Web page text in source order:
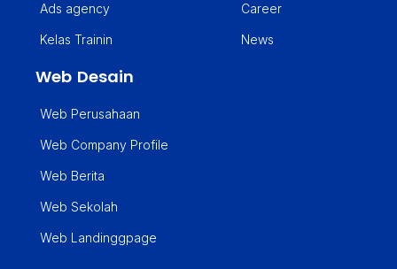
Ads agency
Kelas Trainin
Career
News
Web Desain
Web Perusahaan
Web Company Profile
Web Berita
Web Sekolah
Web Landinggpage